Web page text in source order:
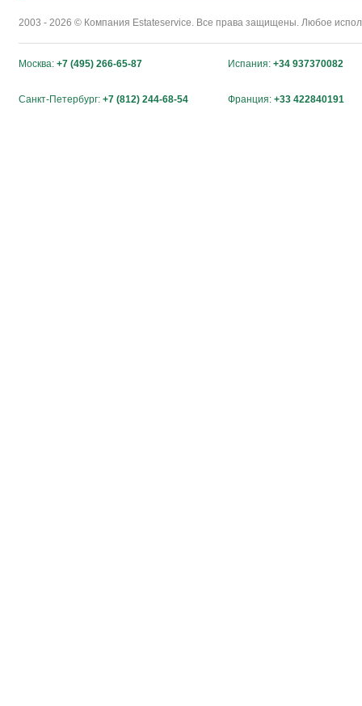
2003 - 2026 © Компания Estateservice. Все права защищены. Любое
Москва: +7 (495) 266-65-87 Испания: +34 937370082
Санкт-Петербург: +7 (812) 244-68-54 Франция: +33 422840191